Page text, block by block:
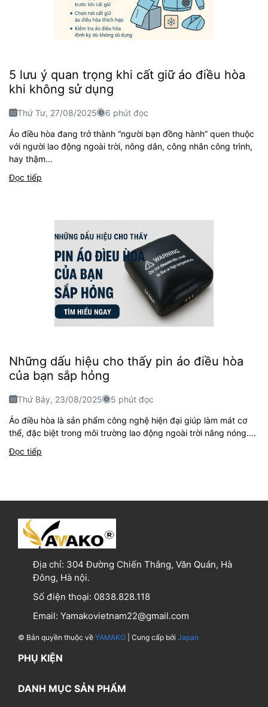
5 lưu ý quan trọng khi cất giữ áo điều hòa
khi không sử dụng
Thứ Tư, 27/08/2025 6 phút đọc
Áo điều hòa đang trở thành “người bạn đồng hành” quen thuộc
với người lao động ngoài trời, nông dân, công nhân công trình,
hay thậm...
Đọc tiếp
Những dấu hiệu cho thấy pin áo điều hòa
của bạn sắp hỏng
Thứ Bảy, 23/08/2025 5 phút đọc
Áo điều hòa là sản phẩm công nghệ hiện đại giúp làm mát cơ
thể, đặc biệt trong môi trường lao động ngoài trời nắng nóng....
Đọc tiếp
Địa chỉ: 304 Đường Chiến Thắng, Văn Quán, Hà
Đông, Hà nội.
Số điện thoại: 0838.828.118
Email: Yamakovietnam22@gmail.com
© Bản quyền thuộc về YAMAKO | Cung cấp bởi Japan
PHỤ KIỆN
DANH MỤC SẢN PHẨM